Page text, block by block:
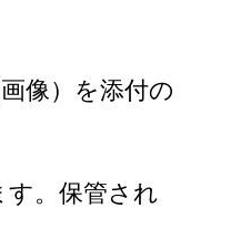
像）を添付の
。保管され